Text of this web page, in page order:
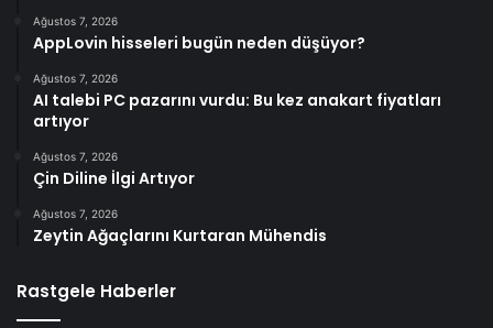
Ağustos 7, 2026
AppLovin hisseleri bugün neden düşüyor?
Ağustos 7, 2026
AI talebi PC pazarını vurdu: Bu kez anakart fiyatları
artıyor
Ağustos 7, 2026
Çin Diline İlgi Artıyor
Ağustos 7, 2026
Zeytin Ağaçlarını Kurtaran Mühendis
Rastgele Haberler